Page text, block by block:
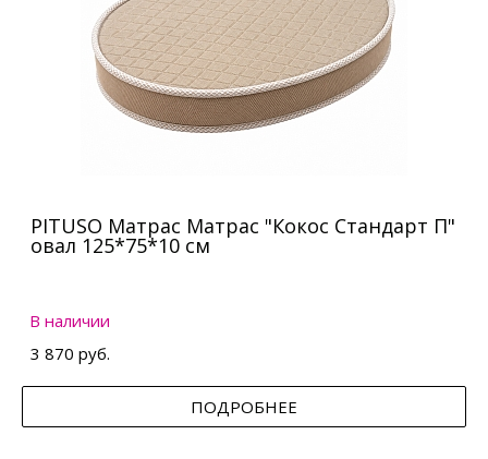
PITUSO Матрас Матрас "Кокос Стандарт П"
овал 125*75*10 см
В наличии
3 870 руб.
ПОДРОБНЕЕ